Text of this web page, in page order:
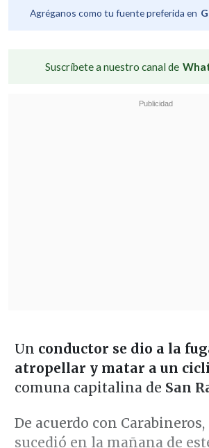
Agréganos como tu fuente preferida en
Suscríbete a nuestro canal de
Un conductor se dio a la
atropellar y matar a un
comuna capitalina de San
De acuerdo con
sucedió en la mañana de